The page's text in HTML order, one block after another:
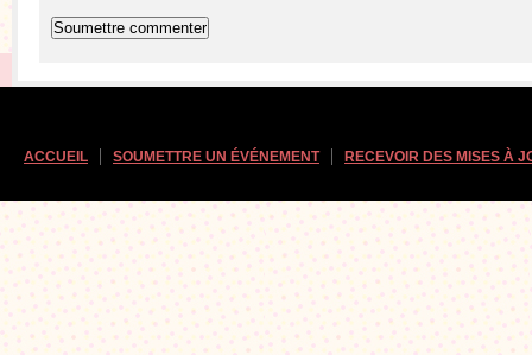
ACCUEIL SOUMETTRE UN ÉVÉNEMENT RECEVOIR DES MISES À